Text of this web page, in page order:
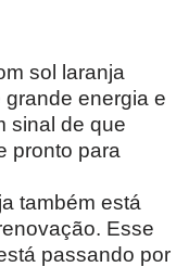
sol laranja
energia e
sinal de que
pronto para
também está
Esse
passando por